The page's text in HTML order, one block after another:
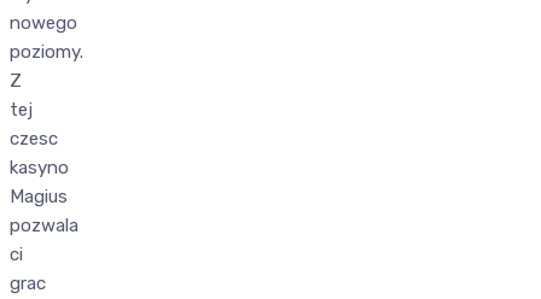
nowego
poziomy.
Z
tej
czesc
kasyno
Magius
pozwala
ci
grac